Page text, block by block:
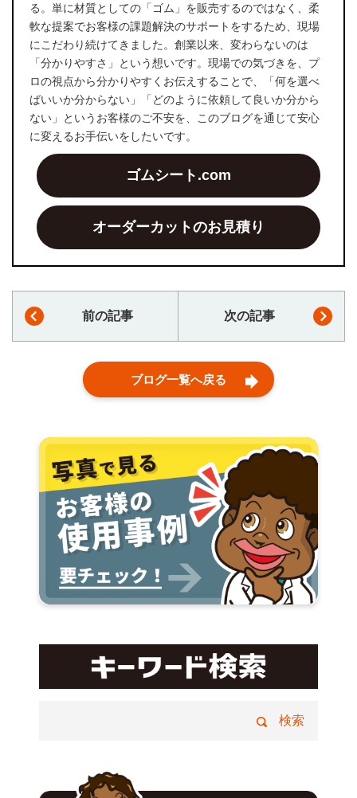
る。単に材質としての「ゴム」を販売するのではなく、柔
軟な提案でお客様の課題解決のサポートをするため、現場
にこだわり続けてきました。創業以来、変わらないのは
「分かりやすさ」という想いです。現場での気づきを、プ
ロの視点から分かりやすくお伝えすることで、「何を選べ
ばいいか分からない」「どのように依頼して良いか分から
ない」というお客様のご不安を、このブログを通じて安心
に変えるお手伝いをしたいです。
ゴムシート.com
オーダーカットのお見積り
前の記事 次の記事
ブログ一覧へ戻る